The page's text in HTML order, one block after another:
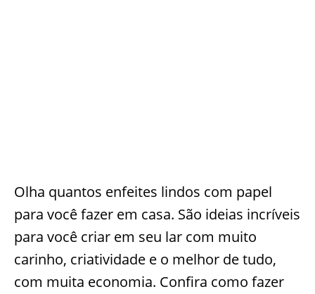
Olha quantos enfeites lindos com papel
para você fazer em casa. São ideias incríveis
para você criar em seu lar com muito
carinho, criatividade e o melhor de tudo,
com muita economia. Confira como fazer